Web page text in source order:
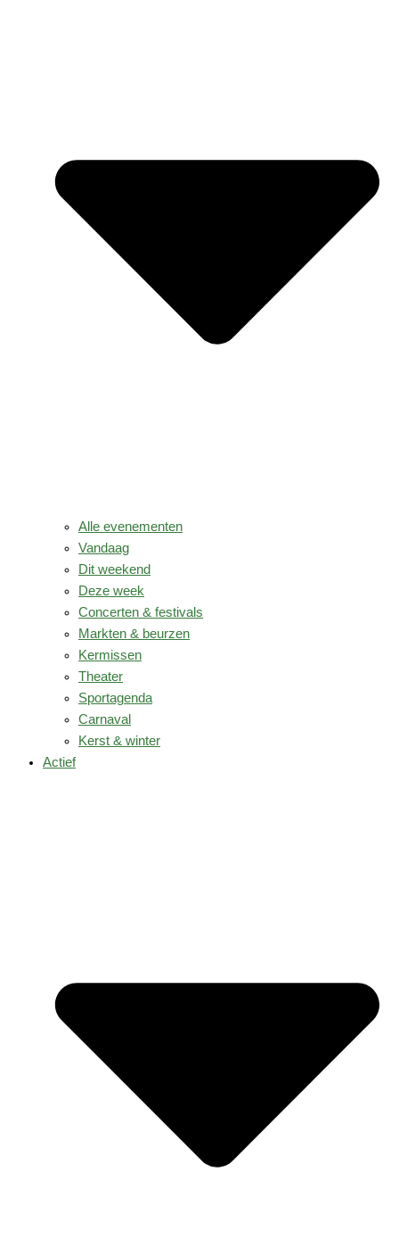
Alle evenementen
Vandaag
Dit weekend
Deze week
Concerten & festivals
Markten & beurzen
Kermissen
Theater
Sportagenda
Carnaval
Kerst & winter
Actief